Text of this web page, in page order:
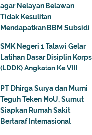
agar Nelayan Belawan
Tidak Kesulitan
Mendapatkan BBM Subsidi
SMK Negeri 1 Talawi Gelar
Latihan Dasar Disiplin Korps
(LDDK) Angkatan Ke VIII
PT Dhirga Surya dan Murni
Teguh Teken MoU, Sumut
Siapkan Rumah Sakit
Bertaraf Internasional